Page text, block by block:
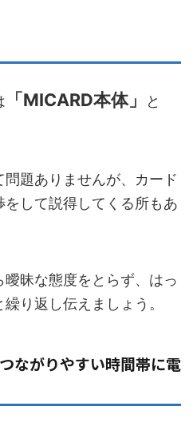
「MICARD本体」 と
題ありませんが、カード
して説得してくる所もあ
昧な態度をとらず、はっ
り返し伝えましょう。
ながりやすい時間帯に電